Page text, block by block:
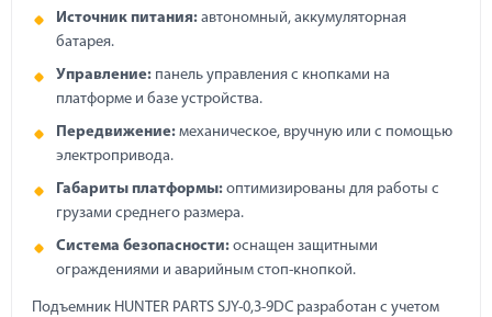
Источник питания: автономный, аккумуляторная
батарея.
Управление: панель управления с кнопками на
платформе и базе устройства.
Передвижение: механическое, вручную или с помощью
электропривода.
Габариты платформы: оптимизированы для работы с
грузами среднего размера.
Система безопасности: оснащен защитными
ограждениями и аварийным стоп-кнопкой.
Подъемник HUNTER PARTS SJY-0,3-9DC разработан с учетом